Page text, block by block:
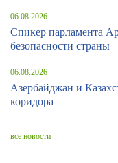
06.08.2026
Спикер парламента
безопасности страны
06.08.2026
Азербайджан и
коридора
все новости